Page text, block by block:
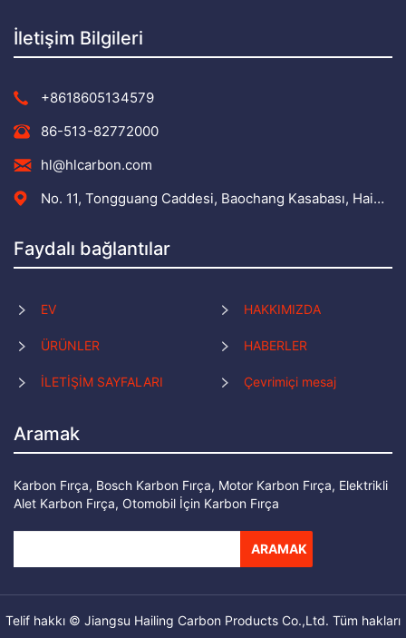
İletişim Bilgileri
+8618605134579
86-513-82772000
hl@hlcarbon.com
No. 11, Tongguang Caddesi, Baochang Kasabası, Haimen Bölgesi, Nantong Şehri, Jiangsu Eyaleti
Faydalı bağlantılar
EV HAKKIMIZDA
ÜRÜNLER HABERLER
İLETİŞİM SAYFALARI Çevrimiçi mesaj
Aramak
Karbon Fırça, Bosch Karbon Fırça, Motor Karbon Fırça, Elektrikli
Alet Karbon Fırça, Otomobil İçin Karbon Fırça
ARAMAK
Telif hakkı © Jiangsu Hailing Carbon Products Co.,Ltd. Tüm hakları